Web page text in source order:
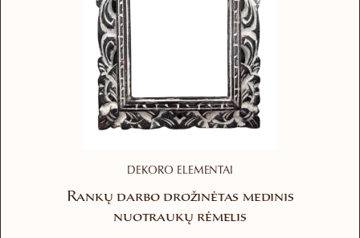
DEKORO ELEMENTAI
Rankų darbo drožinėtas medinis
nuotraukų rėmelis